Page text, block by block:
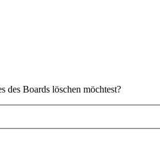
des Boards löschen möchtest?